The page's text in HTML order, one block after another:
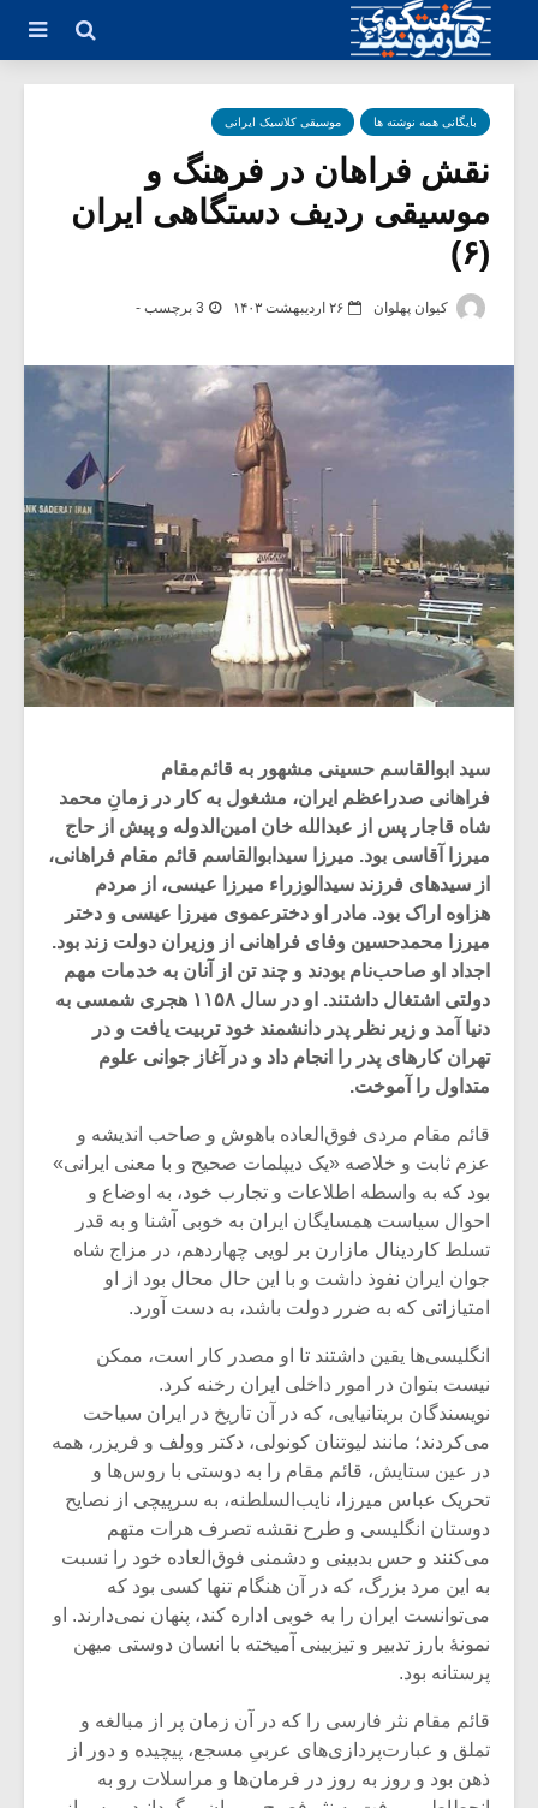
بایگانی همه نوشته ها موسیقی کلاسیک ایرانی
نقش فراهان در فرهنگ و
موسیقی ردیف دستگاهی ایران
(۶)
کیوان پهلوان ۲۶ اردیبهشت ۱۴۰۳ 3 برچسب -
سید ابوالقاسم حسینی مشهور به قائم‌مقام
فراهانی صدراعظم ایران، مشغول به کار در زمانِ محمد
شاه قاجار پس از عبدالله خان امین‌الدوله و پیش از حاج
میرزا آقاسی بود. میرزا سیدابوالقاسم قائم مقام فراهانی،
از سیدهای فرزند سیدالوزراء میرزا عیسی، از مردم
هزاوه اراک بود. مادر او دخترعموی میرزا عیسی و دختر
میرزا محمدحسین وفای فراهانی از وزیران دولت زند بود.
اجداد او صاحب‌نام بودند و چند تن از آنان به خدمات مهم
دولتی اشتغال داشتند. او در سال ۱۱۵۸ هجری شمسی به
دنیا آمد و زیر نظر پدر دانشمند خود تربیت یافت و در
تهران کارهای پدر را انجام داد و در آغاز جوانی علوم
متداول را آموخت.
قائم مقام مردی فوق‌العاده باهوش و صاحب اندیشه و
عزم ثابت و خلاصه «یک دیپلمات صحیح و با معنی ایرانی»
بود که به واسطه اطلاعات و تجارب خود، به اوضاع و
احوال سیاست همسایگان ایران به خوبی آشنا و به قدر
تسلط کاردینال مازارن بر لویی چهاردهم، در مزاج شاه
جوان ایران نفوذ داشت و با این حال محال بود از او
امتیازاتی که به ضرر دولت باشد، به دست آورد.
انگلیسی‌ها یقین داشتند تا او مصدر کار است، ممکن
نیست بتوان در امور داخلی ایران رخنه کرد.
نویسندگان بریتانیایی، که در آن تاریخ در ایران سیاحت
می‌‌‌‌‌‌‌‌کردند؛ مانند لیوتنان کونولی، دکتر وولف و فریزر، همه
در عین ستایش، قائم مقام را به دوستی با روس‌ها و
تحریک عباس میرزا، نایب‌السلطنه، به سرپیچی از نصایح
دوستان انگلیسی و طرح نقشه تصرف هرات متهم
می‌‌‌‌‌‌‌‌کنند و حس بدبینی و دشمنی فوق‌العاده خود را نسبت
به این مرد بزرگ، که در آن هنگام تنها کسی بود که
می‌‌‌‌‌‌‌‌توانست ایران را به خوبی اداره کند، پنهان نمی‌‌دارند. او
نمونهٔ بارز تدبیر و تیزبینی آمیخته با انسان دوستی میهن
پرستانه بود.
قائم مقام نثر فارسی را که در آن زمان پر از مبالغه و
تملق و عبارت‌پردازی‌های عربیِ مسجع، پیچیده و دور از
ذهن بود و روز به روز در فرمان‌ها و مراسلات رو به
میکلوش روژا
یادداشتی بر موسیقی
متن فیلم «متری
شیش و نیم»
مشهورترین باشی،
بدنام ترین باش
موریس ژار
دوره
موسیقی